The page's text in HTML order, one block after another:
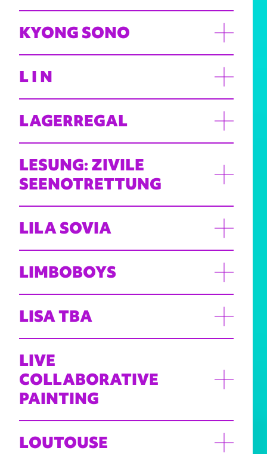
KYONG SONO
L I N
LAGERREGAL
LESUNG: ZIVILE
SEENOTRETTUNG
LILA SOVIA
LIMBOBOYS
LISA TBA
LIVE
COLLABORATIVE
PAINTING
LOUTOUSE